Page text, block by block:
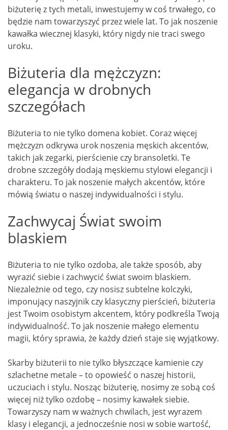
biżuterię z tych metali, inwestujemy w coś trwałego, co
będzie nam towarzyszyć przez wiele lat. To jak noszenie
kawałka wiecznej klasyki, który nigdy nie traci swego
uroku.
Biżuteria dla mężczyzn:
elegancja w drobnych
szczegółach
Biżuteria to nie tylko domena kobiet. Coraz więcej
mężczyzn odkrywa urok noszenia męskich akcentów,
takich jak zegarki, pierścienie czy bransoletki. Te
drobne szczegóły dodają męskiemu stylowi elegancji i
charakteru. To jak noszenie małych akcentów, które
mówią światu o naszej indywidualności i stylu.
Zachwycaj Świat swoim
blaskiem
Biżuteria to nie tylko ozdoba, ale także sposób, aby
wyrazić siebie i zachwycić świat swoim blaskiem.
Niezależnie od tego, czy nosisz subtelne kolczyki,
imponujący naszyjnik czy klasyczny pierścień, biżuteria
jest Twoim osobistym akcentem, który podkreśla Twoją
indywidualność. To jak noszenie małego elementu
magii, który sprawia, że każdy dzień staje się wyjątkowy.
Skarby biżuterii to nie tylko błyszczące kamienie czy
szlachetne metale – to opowieść o naszej historii,
uczuciach i stylu. Nosząc biżuterię, nosimy ze sobą coś
więcej niż tylko ozdobę – nosimy kawałek siebie.
Towarzyszy nam w ważnych chwilach, jest wyrazem
klasy i elegancji, a jednocześnie nosi w sobie wartość,